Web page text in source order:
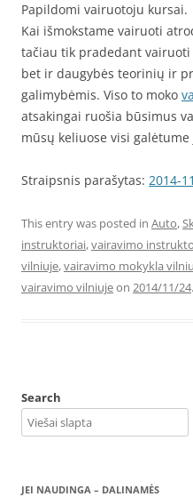
Papildomi vairuotoju kursai.
Kai išmokstame vairuoti
tačiau tik pradedant
bet ir daugybės teorinių ir
galimybėmis. Viso to moko
atsakingai ruošia būsimus
mūsų keliuose visi
Straipsnis parašytas: 2014-
This entry was posted in Auto,
instruktoriai,vairavimo
vilniuje,vairavimo mokykla
vairavimo vilniujeon 2014/11/24.
Search
JEI NAUDINGA – DALINAMĖS